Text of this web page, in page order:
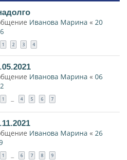
Иванова Марина « 20
1 2 3 4
Иванова Марина « 06
1 … 4 5 6 7
Иванова Марина « 26
1 … 6 7 8 9